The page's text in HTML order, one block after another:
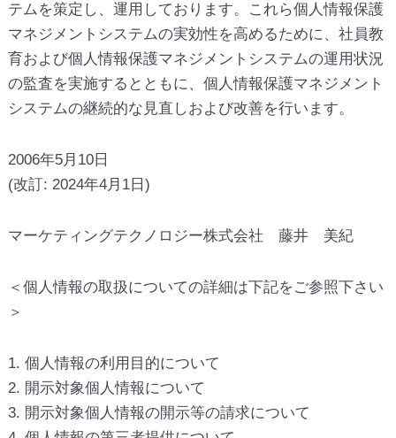
テムを策定し、運用しております。これら個人情報保護
マネジメントシステムの実効性を高めるために、社員教
育および個人情報保護マネジメントシステムの運用状況
の監査を実施するとともに、個人情報保護マネジメント
システムの継続的な見直しおよび改善を行います。
2006年5月10日
(改訂: 2024年4月1日)
マーケティングテクノロジー株式会社 藤井 美紀
＜個人情報の取扱についての詳細は下記をご参照下さい
＞
1. 個人情報の利用目的について
2. 開示対象個人情報について
3. 開示対象個人情報の開示等の請求について